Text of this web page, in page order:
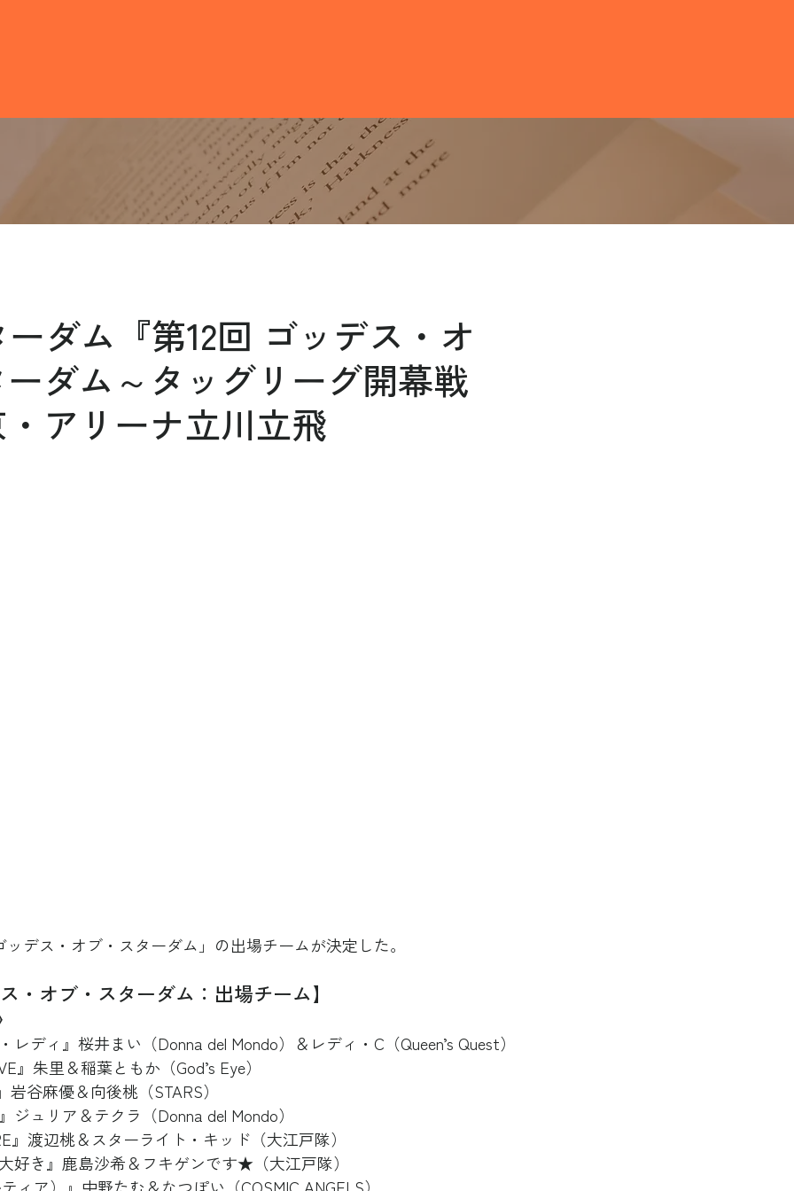
ーダム『第12回 ゴッデス・オ
ダム～タッグリーグ開幕戦
アリーナ立川立飛
ッデス・オブ・スターダム」の出場チームが決定した。
・オブ・スターダム：出場チーム】
ディ』桜井まい（Donna del Mondo）＆レディ・C（Queen’s Quest）
』朱里＆稲葉ともか（God’s Eye）
谷麻優＆向後桃（STARS）
ュリア＆テクラ（Donna del Mondo）
』渡辺桃＆スターライト・キッド（大江戸隊）
好き』鹿島沙希＆フキゲンです★（大江戸隊）